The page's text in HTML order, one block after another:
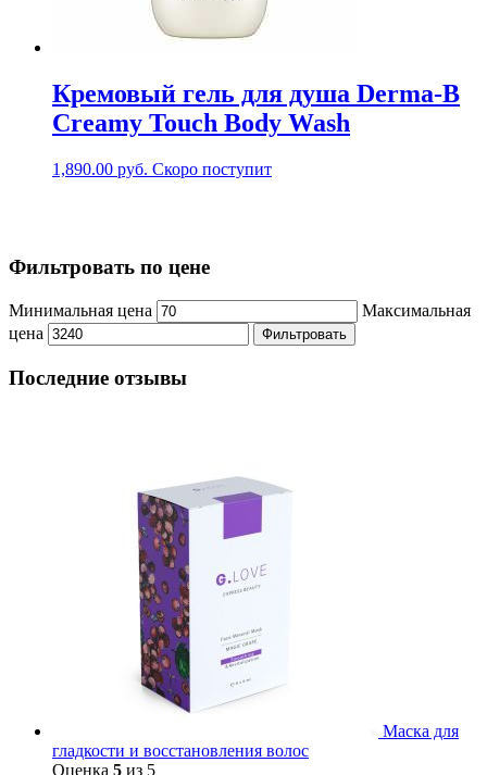
Кремовый гель для душа Derma-B
Creamy Touch Body Wash
1,890.00 руб. Скоро поступит
Фильтровать по цене
Минимальная цена
Максимальная
цена
Фильтровать
Последние отзывы
Маска для
гладкости и восстановления волос
Оценка 5 из 5